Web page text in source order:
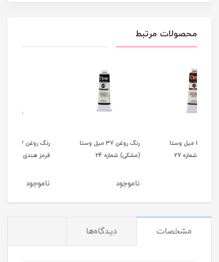
محصولات مرتبط
رنگ روغن 37 میل وستا
(مشکی) شماره 24
رنگ روغن 37 میل وستا (
قرمز هندی ) شماره 23
مشخصات دیدگاه‌ها